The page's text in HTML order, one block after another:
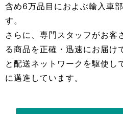
含め6万品目におよぶ輸入車
す。
さらに、専門スタッフがお客
る商品を正確・迅速にお届け
と配送ネットワークを駆使し
に邁進しています。